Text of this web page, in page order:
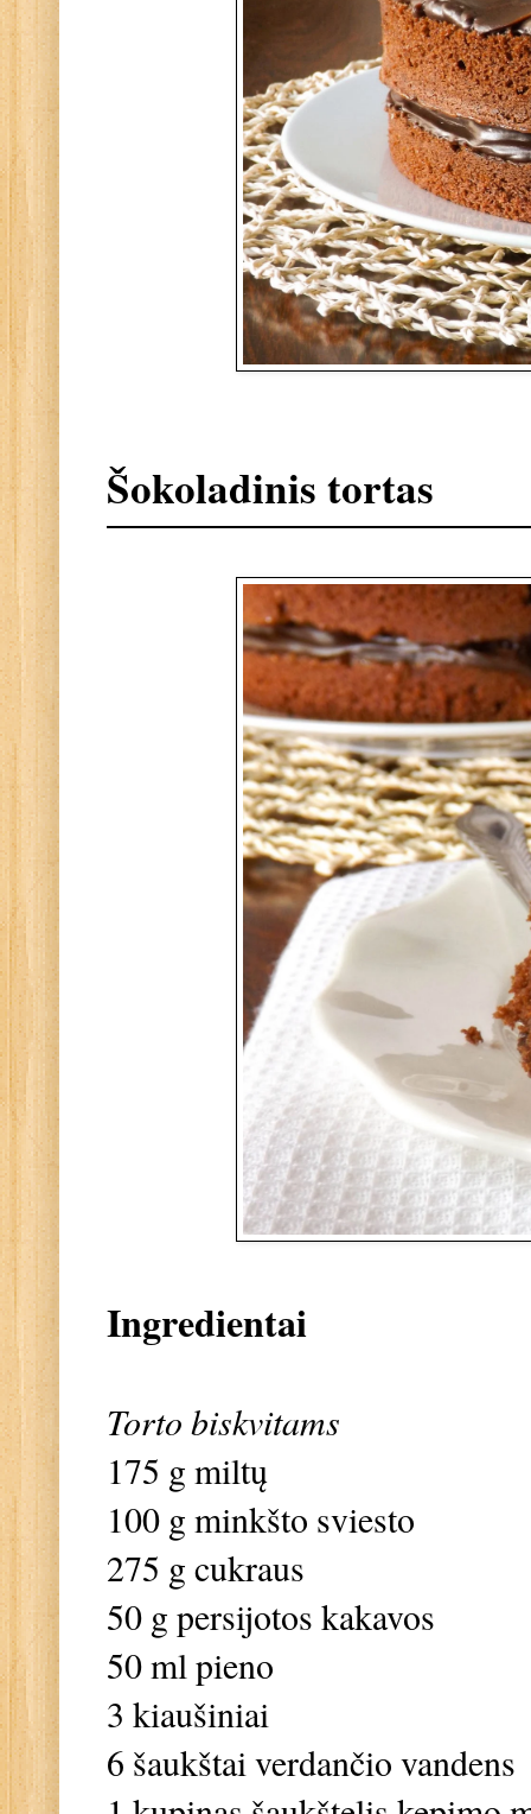
Šokoladinis tortas
Ingredientai
Torto biskvitams
175 g miltų
100 g minkšto sviesto
275 g cukraus
50 g persijotos kakavos
50 ml pieno
3 kiaušiniai
6 šaukštai verdančio vandens